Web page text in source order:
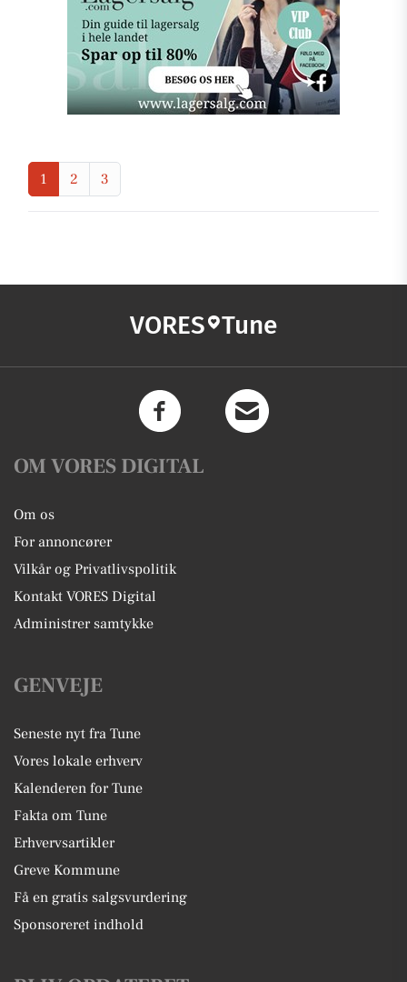
1 2 3
VORES Tune
OM VORES DIGITAL
Om os
For annoncører
Vilkår og Privatlivspolitik
Kontakt VORES Digital
Administrer samtykke
GENVEJE
Seneste nyt fra Tune
Vores lokale erhverv
Kalenderen for Tune
Fakta om Tune
Erhvervsartikler
Greve Kommune
Få en gratis salgsvurdering
Sponsoreret indhold